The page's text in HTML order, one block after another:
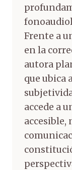
Frente a
en la
autora
que ubica
accede a
accesible,